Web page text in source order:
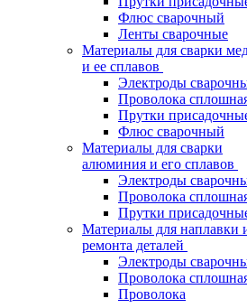
Флюс сварочный
Ленты сварочные
Материалы для сварки
и ее сплавов
Электроды
Проволока
Прутки
Флюс сварочный
Материалы для сварки
алюминия и его сплавов
Электроды
Проволока
Прутки
Материалы для наплавки
ремонта деталей
Электроды
Проволока
Проволока